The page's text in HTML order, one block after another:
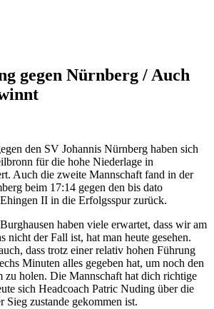
gegen Nürnberg / Auch
den SV Johannis Nürnberg haben sich
für die hohe Niederlage in
Auch die zweite Mannschaft fand in der
beim 17:14 gegen den bis dato
II in die Erfolgsspur zurück.
haben viele erwartet, dass wir am
nicht der Fall ist, hat man heute gesehen.
dass trotz einer relativ hohen Führung
Minuten alles gegeben hat, um noch den
zu holen. Die Mannschaft hat dich richtige
sich Headcoach Patric Nuding über die
Sieg zustande gekommen ist.